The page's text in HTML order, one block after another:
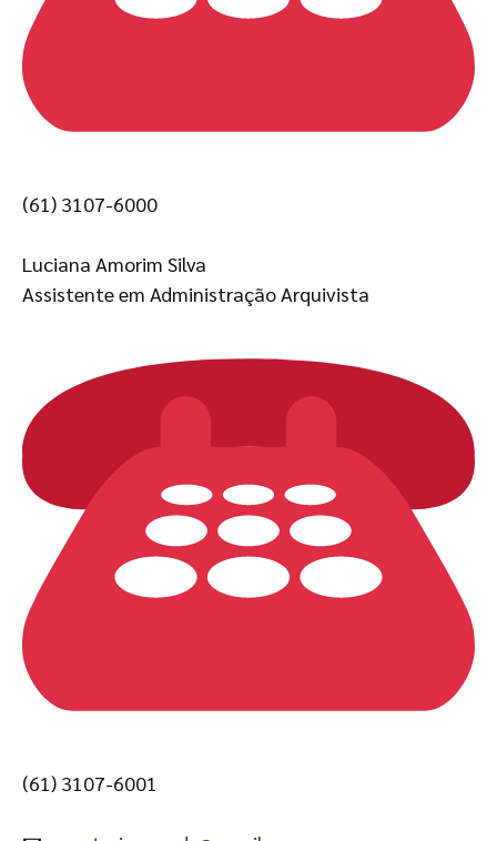
(61) 3107-6000
Luciana Amorim Silva
Assistente em Administração Arquivista
(61) 3107-6001